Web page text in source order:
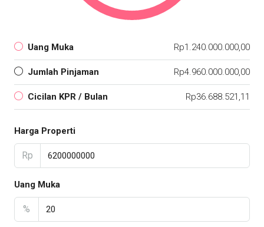
Uang Muka Rp1.240.000.000,00
Jumlah Pinjaman Rp4.960.000.000,00
Cicilan KPR / Bulan Rp36.688.521,11
Harga Properti
Rp
Uang Muka
%